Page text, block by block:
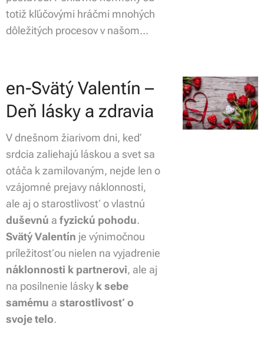
totiž kľúčovými hráčmi mnohých
dôležitých procesov v našom...
en-Svätý Valentín –
Deň lásky a zdravia
V dnešnom žiarivom dni, keď
srdcia zaliehajú láskou a svet sa
otáča k zamilovaným, nejde len o
vzájomné prejavy náklonnosti,
ale aj o starostlivosť o vlastnú
duševnú a fyzickú pohodu.
Svätý Valentín je výnimočnou
príležitosťou nielen na vyjadrenie
náklonnosti k partnerovi, ale aj
na posilnenie lásky k sebe
samému a starostlivosť o
svoje telo.